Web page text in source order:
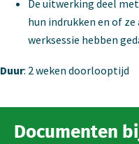
De uitwerking deel
hun indrukken en of
werksessie hebben
Duur: 2 weken doorlooptijd
Documenten